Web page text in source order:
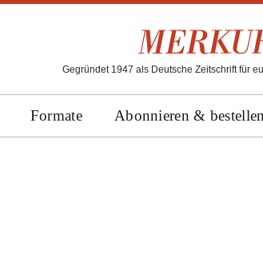
Gegründet 1947 als Deutsche Zeitschrift für
Formate Abonnieren & bestellen